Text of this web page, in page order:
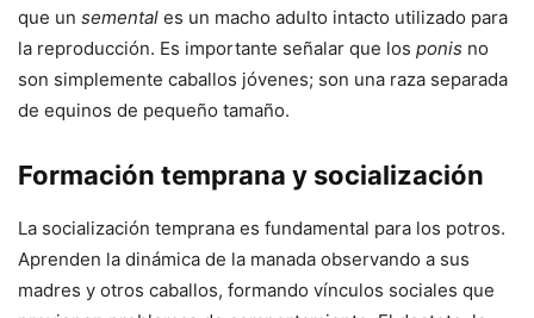
que un semental es un macho adulto intacto utilizado para
la reproducción. Es importante señalar que los ponis no
son simplemente caballos jóvenes; son una raza separada
de equinos de pequeño tamaño.
Formación temprana y socialización
La socialización temprana es fundamental para los potros.
Aprenden la dinámica de la manada observando a sus
madres y otros caballos, formando vínculos sociales que